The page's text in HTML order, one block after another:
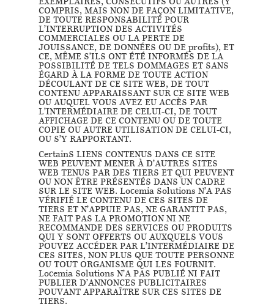
EXEMPLAIRES, CONSÉCUTIFS OU AUTRES (Y
COMPRIS, MAIS NON DE FAÇON LIMITATIVE,
DE TOUTE RESPONSABILITÉ POUR
L’INTERRUPTION DES ACTIVITÉS
COMMERCIALES OU LA PERTE DE
JOUISSANCE, DE DONNÉES OU DE profits), ET
CE, MÊME S’ILS ONT ÉTÉ INFORMÉS DE LA
POSSIBILITÉ DE TELS DOMMAGES ET SANS
ÉGARD À LA FORME DE TOUTE ACTION
DÉCOULANT DE CE SITE WEB, DE TOUT
CONTENU APPARAISSANT SUR CE SITE WEB
OU AUQUEL VOUS AVEZ EU ACCÈS PAR
L’INTERMÉDIAIRE DE CELUI-CI, DE TOUT
AFFICHAGE DE CE CONTENU OU DE TOUTE
COPIE OU AUTRE UTILISATION DE CELUI-CI,
OU S’Y RAPPORTANT.
CertainS LIENS CONTENUS DANS CE SITE
WEB PEUVENT MENER À D’AUTRES SITES
WEB TENUS PAR DES TIERS ET QUI PEUVENT
OU NON ÊTRE PRÉSENTÉS DANS UN CADRE
SUR LE SITE WEB. Locemia Solutions N’A PAS
VÉRIFIÉ LE CONTENU DE CES SITES DE
TIERS ET N’APPUIE PAS, NE GARANTIT PAS,
NE FAIT PAS LA PROMOTION NI NE
RECOMMANDE DES SERVICES OU PRODUITS
QUI Y SONT OFFERTS OU AUXQUELS VOUS
POUVEZ ACCÉDER PAR L’INTERMÉDIAIRE DE
CES SITES, NON PLUS QUE TOUTE PERSONNE
OU TOUT ORGANISME QUI LES FOURNIT.
Locemia Solutions N’A PAS PUBLIÉ NI FAIT
PUBLIER D’ANNONCES PUBLICITAIRES
POUVANT APPARAÎTRE SUR CES SITES DE
TIERS.